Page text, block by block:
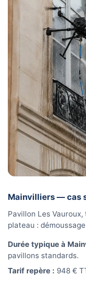
Mainvilliers — cas
Pavillon Les
plateau :
Durée typique à
pavillons standards.
Tarif repère : 948 €